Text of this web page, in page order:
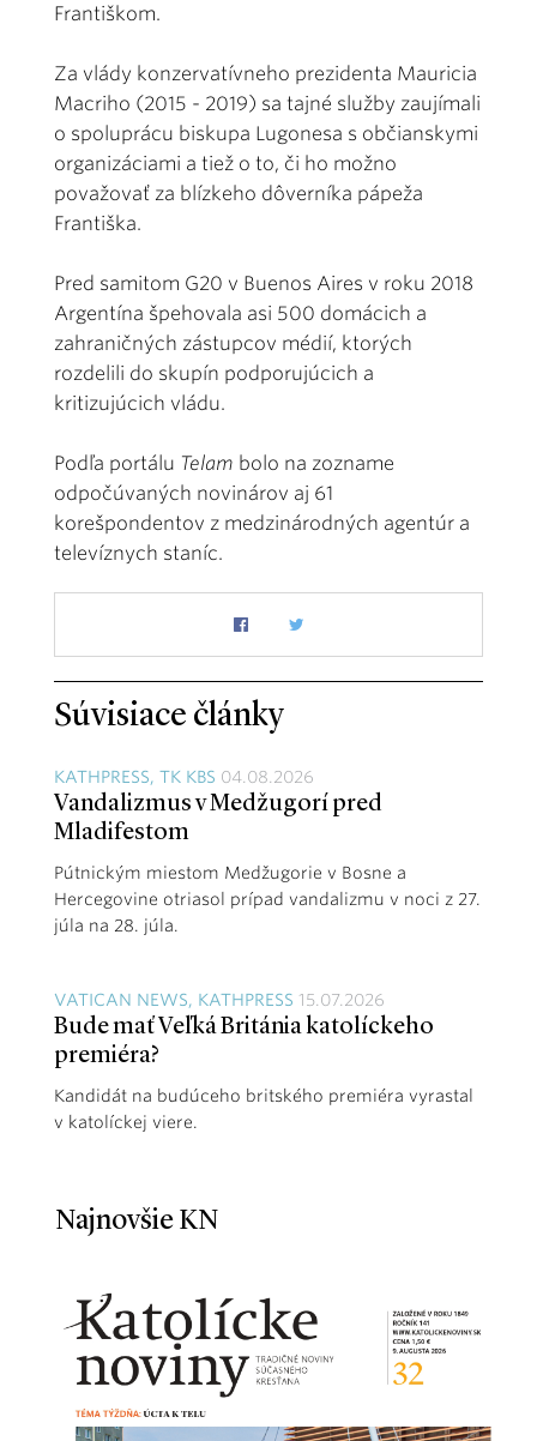
Františkom.
Za vlády konzervatívneho prezidenta Mauricia
Macriho (2015 - 2019) sa tajné služby zaujímali
o spoluprácu biskupa Lugonesa s občianskymi
organizáciami a tiež o to, či ho možno
považovať za blízkeho dôverníka pápeža
Františka.
Pred samitom G20 v Buenos Aires v roku 2018
Argentína špehovala asi 500 domácich a
zahraničných zástupcov médií, ktorých
rozdelili do skupín podporujúcich a
kritizujúcich vládu.
Podľa portálu Telam bolo na zozname
odpočúvaných novinárov aj 61
korešpondentov z medzinárodných agentúr a
televíznych staníc.
Súvisiace články
KATHPRESS, TK KBS 04.08.2026
Vandalizmus v Medžugorí pred
Mladifestom
Pútnickým miestom Medžugorie v Bosne a
Hercegovine otriasol prípad vandalizmu v noci z 27.
júla na 28. júla.
VATICAN NEWS, KATHPRESS 15.07.2026
Bude mať Veľká Británia katolíckeho
premiéra?
Kandidát na budúceho britského premiéra vyrastal
v katolíckej viere.
Najnovšie KN